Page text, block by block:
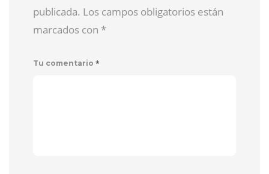
publicada. Los campos obligatorios están
marcados con *
Tu comentario *